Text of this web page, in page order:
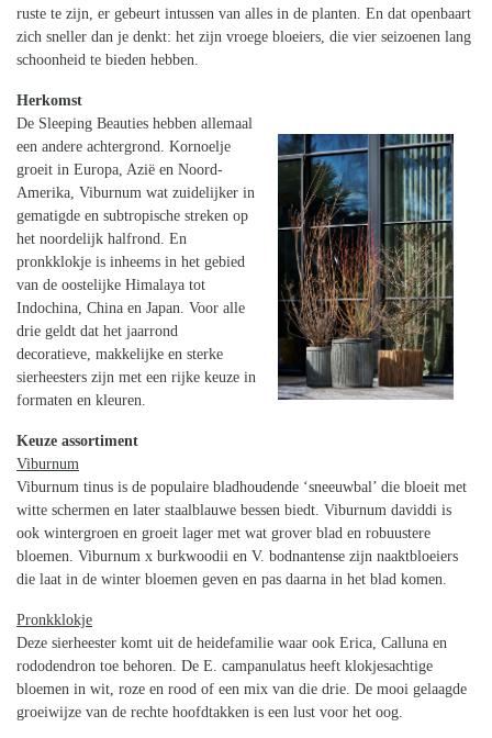
ruste te zijn, er gebeurt intussen van alles in de planten. En dat openbaart
zich sneller dan je denkt: het zijn vroege bloeiers, die vier seizoenen lang
schoonheid te bieden hebben.
Herkomst
De Sleeping Beauties hebben allemaal
een andere achtergrond. Kornoelje
groeit in Europa, Azië en Noord-
Amerika, Viburnum wat zuidelijker in
gematigde en subtropische streken op
het noordelijk halfrond. En
pronkklokje is inheems in het gebied
van de oostelijke Himalaya tot
Indochina, China en Japan. Voor alle
drie geldt dat het jaarrond
decoratieve, makkelijke en sterke
sierheesters zijn met een rijke keuze in
formaten en kleuren.
Keuze assortiment
Viburnum
Viburnum tinus is de populaire bladhoudende ‘sneeuwbal’ die bloeit met
witte schermen en later staalblauwe bessen biedt. Viburnum daviddi is
ook wintergroen en groeit lager met wat grover blad en robuustere
bloemen. Viburnum x burkwoodii en V. bodnantense zijn naaktbloeiers
die laat in de winter bloemen geven en pas daarna in het blad komen.
Pronkklokje
Deze sierheester komt uit de heidefamilie waar ook Erica, Calluna en
rododendron toe behoren. De E. campanulatus heeft klokjesachtige
bloemen in wit, roze en rood of een mix van die drie. De mooi gelaagde
groeiwijze van de rechte hoofdtakken is een lust voor het oog.